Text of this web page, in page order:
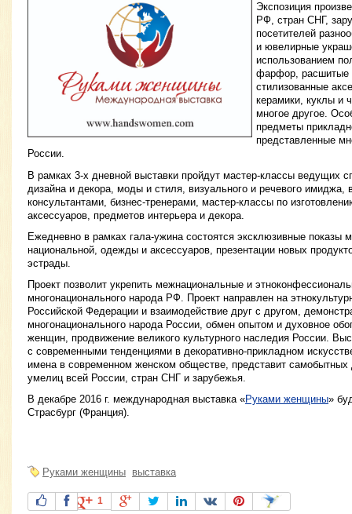
Экспозиция
РФ, стран СНГ,
посетителей
и ювелирные
использованием
фарфор, расшитые
стилизованные
керамики, куклы и
многое другое.
предметы
представленные
России.
В рамках 3-х дневной выставки пройдут мастер-классы ведущих
дизайна и декора, моды и стиля, визуального и речевого имиджа,
консультантами, бизнес-тренерами, мастер-классы по
аксессуаров, предметов интерьера и декора.
Ежедневно в рамках гала-ужина состоятся эксклюзивные показы
национальной, одежды и аксессуаров, презентации новых
эстрады.
Проект позволит укрепить межнациональные и
многонационального народа РФ. Проект направлен на
Российской Федерации и взаимодействие друг с другом,
многонационального народа России, обмен опытом и духовное
женщин, продвижение великого культурного наследия России.
с современными тенденциями в декоративно-прикладном
имена в современном женском обществе, представит самобытных
умелиц всей России, стран СНГ и зарубежья.
В декабре 2016 г. международная выставка «Руками женщины»
Страсбург (Франция).
Руками женщины выставка
1